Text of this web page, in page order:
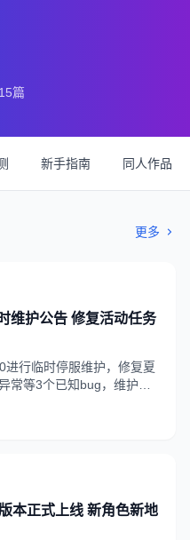
篇
新手指南 同人作品
更多
维护公告 修复活动任务
行临时停服维护，修复夏
常等3个已知bug，维护结
本正式上线 新角色新地